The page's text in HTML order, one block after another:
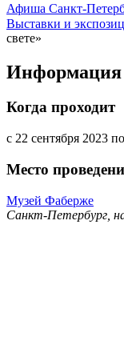
Афиша Санкт-
Выставки и
свете»
Информация
Когда проходит
с 22 сентября 2023
Место
Музей Фаберже
Санкт-Петербург,